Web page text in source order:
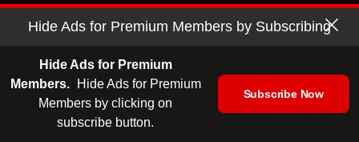
Hide Ads for Premium Members by Subscribing
Hide Ads for Premium
Members.
Hide Ads for Premium
Members by clicking on
subscribe button.
Subscribe Now